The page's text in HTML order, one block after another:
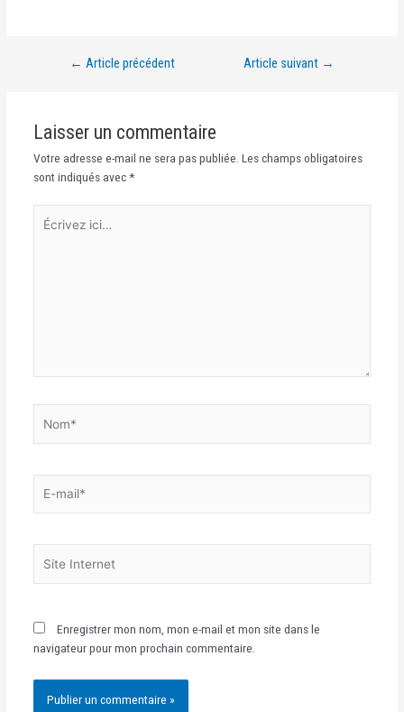
← Article précédent Article suivant →
Laisser un commentaire
Votre adresse e-mail ne sera pas publiée. Les champs obligatoires
sont indiqués avec*
Enregistrer mon nom, mon e-mail et mon site dans le
navigateur pour mon prochain commentaire.